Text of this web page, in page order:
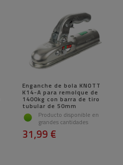
Enganche de bola KNOTT
K14-A para remolque de
1400kg con barra de tiro
tubular de 50mm
Producto disponible en
grandes cantidades
31,99 €